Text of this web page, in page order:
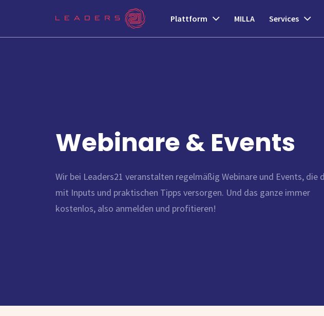
Plattform MILLA Services
Webinare & Events
Wir bei Leaders21 veranstalten regelmäßig Webinare und Events, die
mit Inputs und praktischen Tipps versorgen. Und das ganze immer
kostenlos, also anmelden und profitieren!